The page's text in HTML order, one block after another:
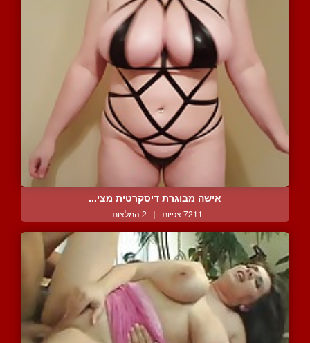
אישה מבוגרת דיסקרטית מצי...
7211 צפיות | 2 המלצות